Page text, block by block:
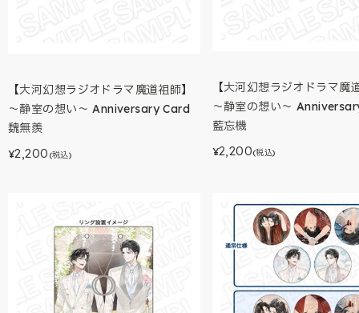
【大河幻想ラジオドラマ魔道祖師】
～静室の想い～ Anniversary Card
魏無羨
¥2,200 (税込)
【大河幻想ラジオドラマ魔
～静室の想い～
藍忘機
¥2,200(税込)